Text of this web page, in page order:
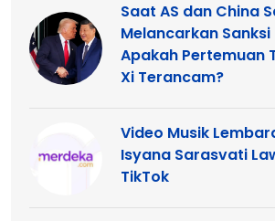
Saat AS dan China
Melancarkan Sanksi
Apakah Pertemuan
Xi Terancam?
Video Musik
Isyana Sarasvati
TikTok